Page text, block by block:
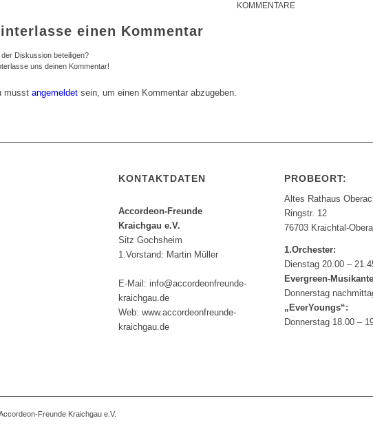
KOMMENTARE
einen Kommentar
der Diskussion beteiligen?
uns deinen Kommentar!
musst angemeldet sein, um einen Kommentar abzugeben.
KONTAKTDATEN
Accordeon-Freunde
Kraichgau e.V.
Sitz Gochsheim
1.Vorstand: Martin Müller
E-Mail: info@accordeonfreunde-
kraichgau.de
Web: www.accordeonfreunde-
kraichgau.de
PROBEORT:
Altes Rathaus
Ringstr. 12
76703 Kraichtal-
1.Orchester:
Dienstag 20.00 –
Evergreen-
Donnerstag
„EverYoungs“:
Donnerstag 18.00 –
Freunde Kraichgau e.V.